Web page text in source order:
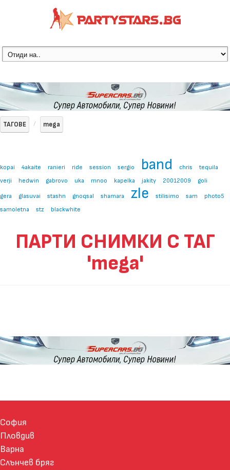
ТАГОВЕ mega
kopai 4akaite ranieri ride session sergio band chris
tequila
verji
hedwin gabrovo uka mnoo kapelka jakity 20012009
goli
gera
glasuvai stashn gnoqsal shamara zle stilisimo sam
photo5
samoletna
stz blackwhite
ПАРТИ СНИМКИ С ТАГ
'mega'
София
Пловдив
Варна
Слънчев бряг